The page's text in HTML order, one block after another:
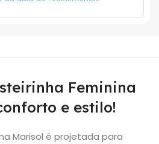
Feminina
e estilo!
Marisol é projetada para